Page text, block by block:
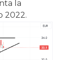
la
2022.